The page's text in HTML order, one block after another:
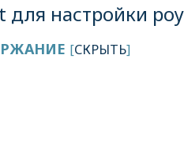
настройки
[СКРЫТЬ]